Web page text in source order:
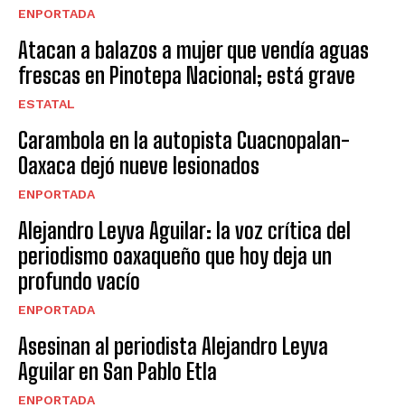
ENPORTADA
Atacan a balazos a mujer que vendía aguas
frescas en Pinotepa Nacional; está grave
ESTATAL
Carambola en la autopista Cuacnopalan-
Oaxaca dejó nueve lesionados
ENPORTADA
Alejandro Leyva Aguilar: la voz crítica del
periodismo oaxaqueño que hoy deja un
profundo vacío
ENPORTADA
Asesinan al periodista Alejandro Leyva
Aguilar en San Pablo Etla
ENPORTADA